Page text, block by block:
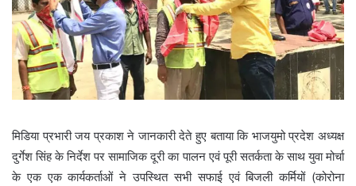
मिडिया प्रभारी जय प्रकाश ने जानकारी देते हुए बताया कि भाजयुमो प्रदेश अध्यक्ष
दुर्गेश सिंह के निर्देश पर सामाजिक दूरी का पालन एवं पूरी सतर्कता के साथ युवा मोर्चा
के एक एक कार्यकर्ताओं ने उपस्थित सभी सफाई एवं बिजली कर्मियों (कोरोना